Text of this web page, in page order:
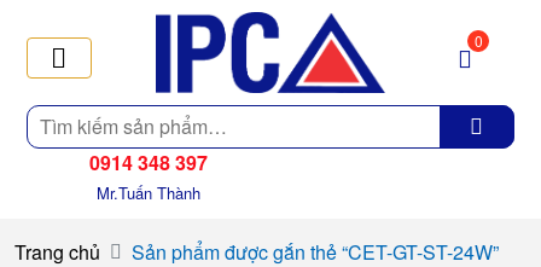
Tìm
kiếm
0
0914 348 397
Mr.Tuấn Thành
Trang chủ Sản phẩm được gắn thẻ “CET-GT-ST-24W”